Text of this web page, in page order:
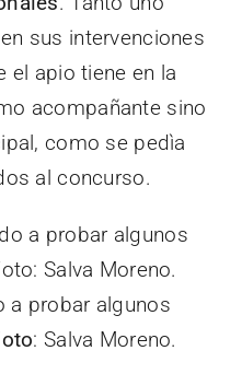
sus intervenciones
el apio tiene en la
acompañante sino
como se pedìa
al concurso.
a probar algunos
: Salva Moreno.